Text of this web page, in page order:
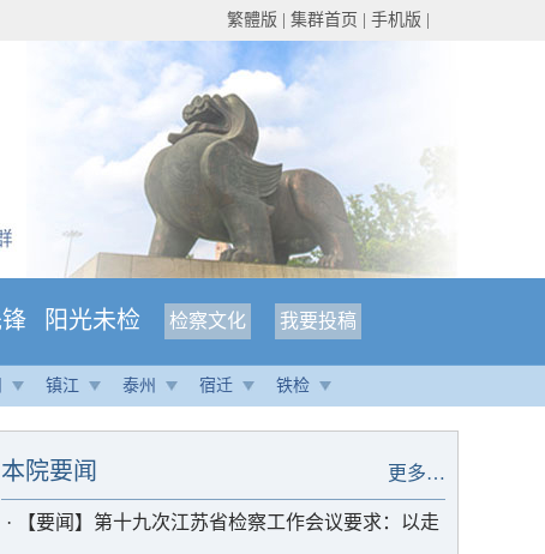
繁體版 集群首页 手机版
阳光未检 检察文化 我要投稿
镇江 泰州 宿迁 铁检
更多…
本院要闻
· 【要闻】第十九次江苏省检察工作会议要求：以走